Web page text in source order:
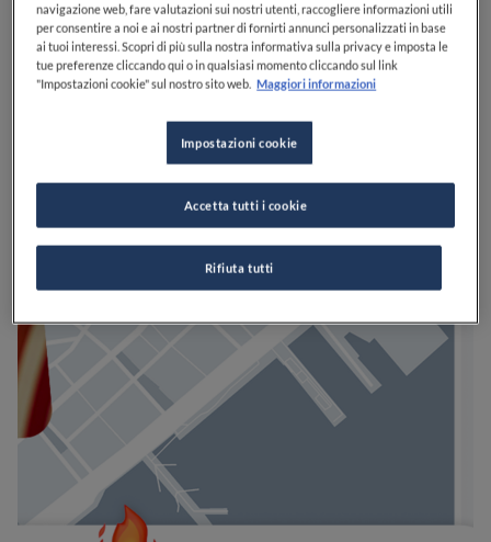
navigazione web, fare valutazioni sui nostri utenti, raccogliere informazioni utili
per consentire a noi e ai nostri partner di fornirti annunci personalizzati in base
ai tuoi interessi. Scopri di più sulla nostra informativa sulla privacy e imposta le
tue preferenze cliccando qui o in qualsiasi momento cliccando sul link
"Impostazioni cookie" sul nostro sito web. Maggiori informazioni
Impostazioni cookie
Rifiuta tutti
Accetta tutti i cookie